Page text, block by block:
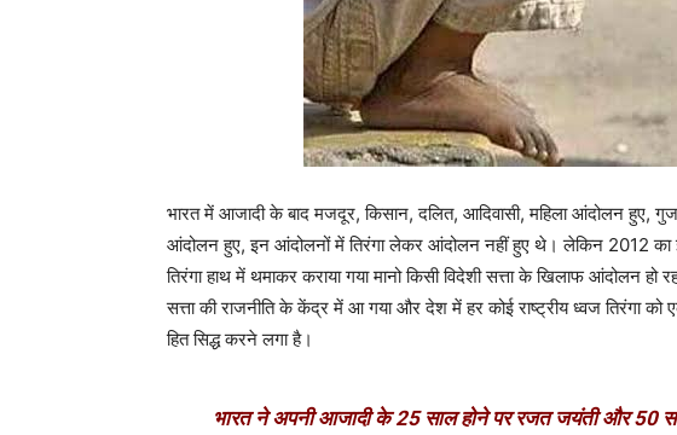
भारत में आजादी के बाद मजदूर, किसान, दलित, आदिवासी, महिला आंदोलन हुए,
आंदोलन हुए, इन आंदोलनों में तिरंगा लेकर आंदोलन नहीं हुए थे। लेकिन 2012 का
तिरंगा हाथ में थमाकर कराया गया मानो किसी विदेशी सत्ता के खिलाफ आंदोलन
सत्ता की राजनीति के केंद्र में आ गया और देश में हर कोई राष्ट्रीय ध्वज तिरंगा
हित सिद्ध करने लगा है।
भारत ने अपनी आजादी के 25 साल होने पर रजत जयंती और 50